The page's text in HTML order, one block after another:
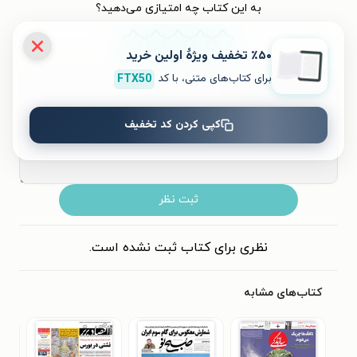
به این کتاب چه امتیازی می‌دهید؟
۱ ۲ ۳ ۴ ۵
ثبت نظر
نظری برای کتاب ثبت نشده است.
کتاب‌های مشابه
٪۵۰ تخفیف ویژۀ اولین خرید
برای کتاب‌های متنی، با کد FTX50
کپی کردن کد تخفیف